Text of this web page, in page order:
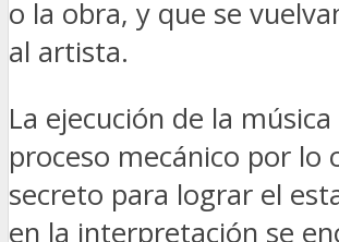
o la obra, y que se
al artista.
La ejecución de la
proceso mecánico por lo
secreto para lograr el
en la interpretación se